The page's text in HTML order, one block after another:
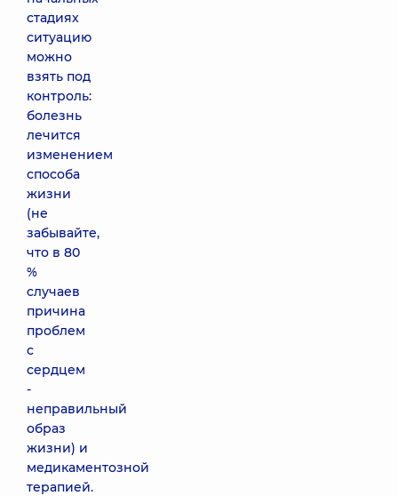
стадиях
ситуацию
можно
взять под
контроль:
болезнь
лечится
изменением
способа
жизни
(не
забывайте,
что в 80
%
случаев
причина
проблем
с
сердцем
-
неправильный
образ
жизни) и
медикаментозной
терапией.